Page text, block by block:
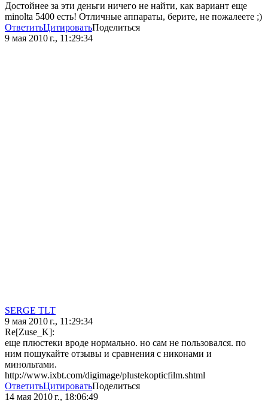
Достойнее за эти деньги ничего не найти, как вариант еще
minolta 5400 есть! Отличные аппараты, берите, не пожалеете ;)
ОтветитьЦитироватьПоделиться
9 мая 2010 г., 11:29:34
SERGE TLT
9 мая 2010 г., 11:29:34
Re[Zuse_K]:
еще плюстеки вроде нормально. но сам не пользовался. по
ним пошукайте отзывы и сравнения с никонами и
минольтами.
http://www.ixbt.com/digimage/plustekopticfilm.shtml
ОтветитьЦитироватьПоделиться
14 мая 2010 г., 18:06:49